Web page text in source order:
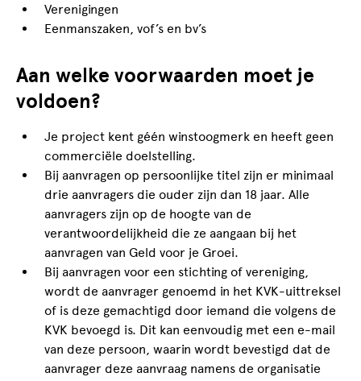
Verenigingen
Eenmanszaken, vof’s en bv’s
Aan welke voorwaarden moet je
voldoen?
Je project kent géén winstoogmerk en heeft geen
commerciële doelstelling.
Bij aanvragen op persoonlijke titel zijn er minimaal
drie aanvragers die ouder zijn dan 18 jaar. Alle
aanvragers zijn op de hoogte van de
verantwoordelijkheid die ze aangaan bij het
aanvragen van Geld voor je Groei.
Bij aanvragen voor een stichting of vereniging,
wordt de aanvrager genoemd in het KVK-uittreksel
of is deze gemachtigd door iemand die volgens de
KVK bevoegd is. Dit kan eenvoudig met een e-mail
van deze persoon, waarin wordt bevestigd dat de
aanvrager deze aanvraag namens de organisatie